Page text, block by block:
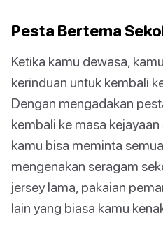
Pesta Bertema
Ketika kamu dewasa,
kerinduan untuk kembali
Dengan mengadakan
kembali ke masa kejayaan
kamu bisa meminta
mengenakan seragam
jersey lama, pakaian
lain yang biasa kamu